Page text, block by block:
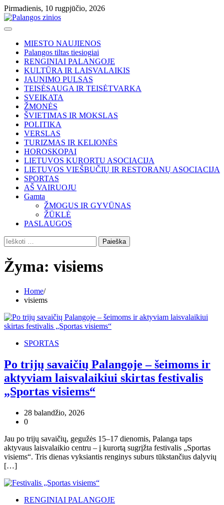
Skip
to
content
Pirmadienis, 10 rugpjūčio, 2026
MIESTO NAUJIENOS
Palangos tiltas tiesiogiai
RENGINIAI PALANGOJE
KULTŪRA IR LAISVALAIKIS
JAUNIMO PULSAS
TEISĖSAUGA IR TEISĖTVARKA
SVEIKATA
ŽMONĖS
ŠVIETIMAS IR MOKSLAS
POLITIKA
VERSLAS
TURIZMAS IR KELIONĖS
HOROSKOPAI
LIETUVOS KURORTU ASOCIACIJA
LIETUVOS VIEŠBUČIŲ IR RESTORANŲ ASOCIACIJA
SPORTAS
AŠ VAIRUOJU
Gamta
ŽMOGUS IR GYVŪNAS
ŽŪKLĖ
PASLAUGOS
Ieškoti:
Žyma: visiems
Home
visiems
SPORTAS
Po trijų savaičių Palangoje – šeimoms ir
aktyviam laisvalaikiui skirtas festivalis
„Sportas visiems“
28 balandžio, 2026
0
Jau po trijų savaičių, gegužės 15–17 dienomis, Palanga taps
aktyvaus laisvalaikio centru – į kurortą sugrįžta festivalis „Sportas
visiems“. Tris dienas vyksiantis renginys suburs tūkstančius dalyvių
[…]
RENGINIAI PALANGOJE